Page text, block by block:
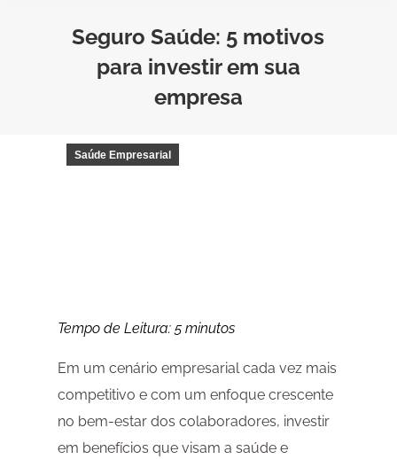
Seguro Saúde: 5 motivos
para investir em sua
empresa
Saúde Empresarial
Tempo de Leitura:5 minutos
Em um cenário empresarial cada vez mais
competitivo e com um enfoque crescente
no bem-estar dos colaboradores, investir
em benefícios que visam a saúde e